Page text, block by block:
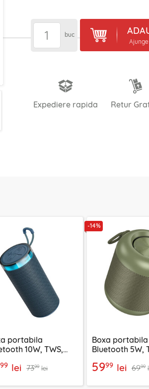
buc
Expediere rapida Retur
portabila
10W, TWS,
BR105
99 lei 7399 lei
-14%
Boxa portabila
Bluetooth 5W,
BR102
5999 lei 6999